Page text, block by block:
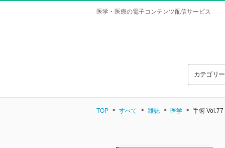
医学・医療の電子コンテンツ配信サービス
カテゴリ
TOP すべて 雑誌 医学 手術 Vol.77